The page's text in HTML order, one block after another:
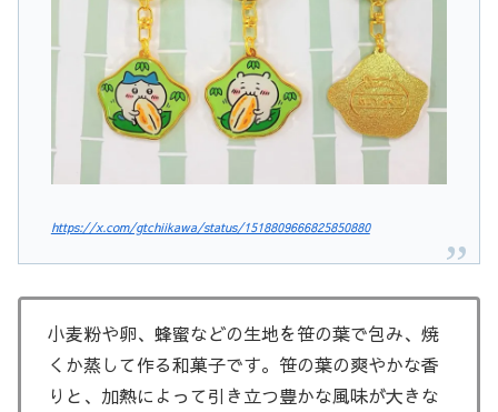
https://x.com/gtchiikawa/status/1518809666825850880
小麦粉や卵、蜂蜜などの生地を笹の葉で包み、焼
くか蒸して作る和菓子です。笹の葉の爽やかな香
りと、加熱によって引き立つ豊かな風味が大きな